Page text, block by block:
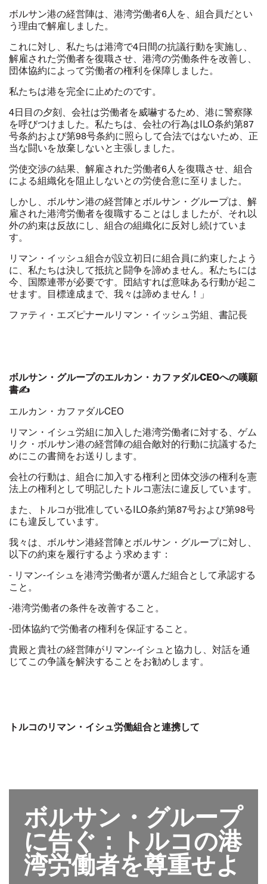
ボルサン港の経営陣は、港湾労働者6人を、組合員だとい
う理由で解雇しました。
これに対し、私たちは港湾で4日間の抗議行動を実施し、
解雇された労働者を復職させ、港湾の労働条件を改善し、
団体協約によって労働者の権利を保障しました。
私たちは港を完全に止めたのです。
4日目の夕刻、会社は労働者を威嚇するため、港に警察隊
を呼びつけました。私たちは、会社の行為はILO条約第87
号条約および第98号条約に照らして合法ではないため、正
当な闘いを放棄しないと主張しました。
労使交渉の結果、解雇された労働者6人を復職させ、組合
による組織化を阻止しないとの労使合意に至りました。
しかし、ボルサン港の経営陣とボルサン・グループは、解
雇された港湾労働者を復職することはしましたが、それ以
外の約束は反故にし、組合の組織化に反対し続けていま
す。
リマン・イッシュ組合が設立初日に組合員に約束したよう
に、私たちは決して抵抗と闘争を諦めません。私たちには
今、国際連帯が必要です。団結すれば意味ある行動が起こ
せます。目標達成まで、我々は諦めません！」
ファティ・エズピナールリマン・イッシュ労組、書記長
ボルサン・グループのエルカン・カファダルCEOへの嘆願
書✍️
エルカン・カファダルCEO
リマン・イシュ労組に加入した港湾労働者に対する、ゲム
リク・ボルサン港の経営陣の組合敵対的行動に抗議するた
めにこの書簡をお送りします。
会社の行動は、組合に加入する権利と団体交渉の権利を憲
法上の権利として明記したトルコ憲法に違反しています。
また、トルコが批准しているILO条約第87号および第98号
にも違反しています。
我々は、ボルサン港経営陣とボルサン・グループに対し、
以下の約束を履行するよう求めます：
- リマン-イシュを港湾労働者が選んだ組合として承認する
こと。
-港湾労働者の条件を改善すること。
-団体協約で労働者の権利を保証すること。
貴殿と貴社の経営陣がリマン-イシュと協力し、対話を通
じてこの争議を解決することをお勧めします。
トルコのリマン・イシュ労働組合と連携して
ボルサン・グループ
に告ぐ：トルコの港
湾労働者を尊重せよ